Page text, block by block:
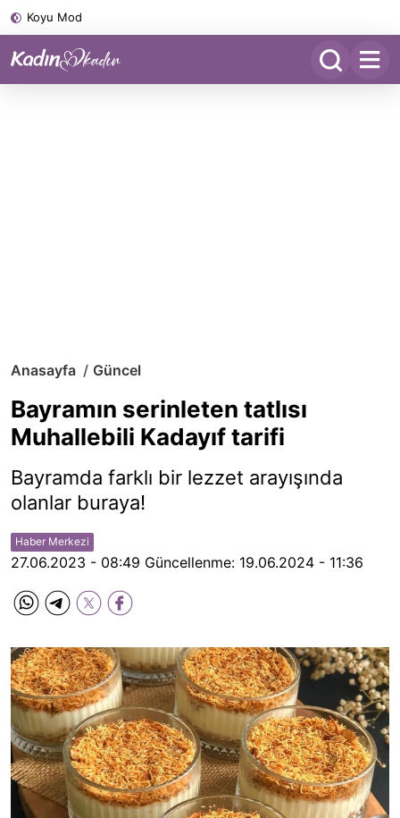
Koyu Mod
Anasayfa Güncel
Bayramın serinleten tatlısı
Muhallebili Kadayıf tarifi
Bayramda farklı bir lezzet arayışında
olanlar buraya!
Haber Merkezi
27.06.2023 - 08:49 Güncellenme: 19.06.2024 - 11:36